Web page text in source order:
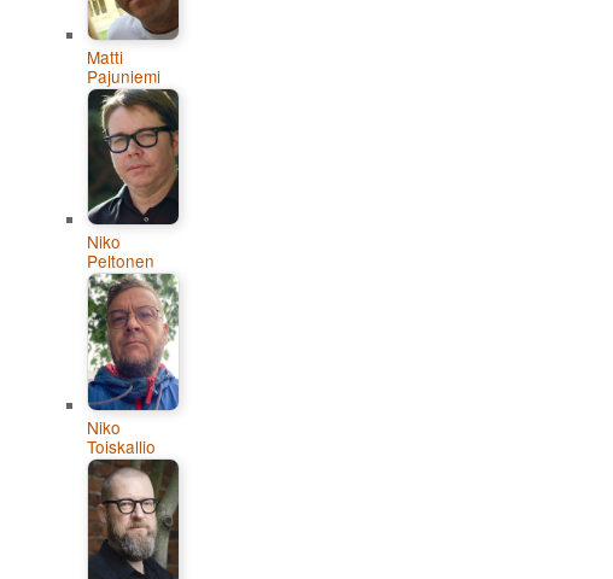
Matti
Pajuniemi
Niko
Peltonen
Niko
Toiskallio